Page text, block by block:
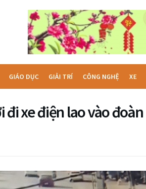
GIÁO DỤC GIẢI TRÍ CÔNG NGHỆ XE
xe điện lao vào đoàn